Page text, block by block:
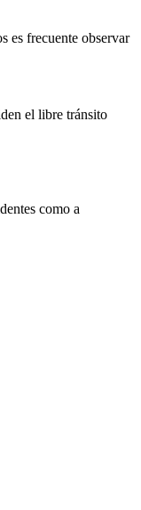
es frecuente observar
el libre tránsito
como a